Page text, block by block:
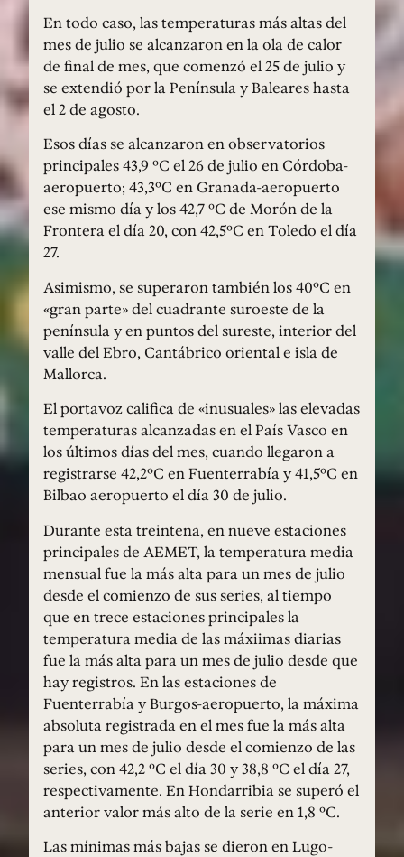
En todo caso, las temperaturas más altas del
mes de julio se alcanzaron en la ola de calor
de final de mes, que comenzó el 25 de julio y
se extendió por la Península y Baleares hasta
el 2 de agosto.
Esos días se alcanzaron en observatorios
principales 43,9 ºC el 26 de julio en Córdoba-
aeropuerto; 43,3ºC en Granada-aeropuerto
ese mismo día y los 42,7 ºC de Morón de la
Frontera el día 20, con 42,5ºC en Toledo el día
27.
Asimismo, se superaron también los 40ºC en
«gran parte» del cuadrante suroeste de la
península y en puntos del sureste, interior del
valle del Ebro, Cantábrico oriental e isla de
Mallorca.
El portavoz califica de «inusuales» las elevadas
temperaturas alcanzadas en el País Vasco en
los últimos días del mes, cuando llegaron a
registrarse 42,2ºC en Fuenterrabía y 41,5ºC en
Bilbao aeropuerto el día 30 de julio.
Durante esta treintena, en nueve estaciones
principales de AEMET, la temperatura media
mensual fue la más alta para un mes de julio
desde el comienzo de sus series, al tiempo
que en trece estaciones principales la
temperatura media de las máxiimas diarias
fue la más alta para un mes de julio desde que
hay registros. En las estaciones de
Fuenterrabía y Burgos-aeropuerto, la máxima
absoluta registrada en el mes fue la más alta
para un mes de julio desde el comienzo de las
series, con 42,2 ºC el día 30 y 38,8 ºC el día 27,
respectivamente. En Hondarribia se superó el
anterior valor más alto de la serie en 1,8 ºC.
Las mínimas más bajas se dieron en Lugo-